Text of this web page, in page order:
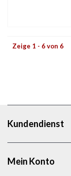
Zeige 1 - 6 von 6
Kundendienst
Mein Konto